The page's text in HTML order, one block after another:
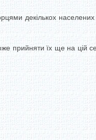
декількох населених
прийняти їх ще на цій